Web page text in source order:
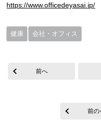
https://www.officedeyasai.jp/
健康 会社・オフィス
前へ
前の